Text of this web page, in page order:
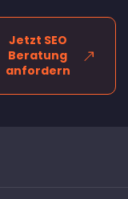
Jetzt SEO
Beratung
anfordern